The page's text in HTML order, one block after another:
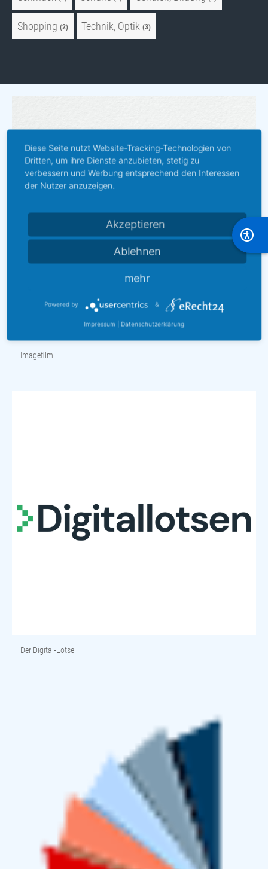
Shopping (2) Technik, Optik (3)
Imagefilm
Der Digital-Lotse
Diese Seite nutzt Website-Tracking-Technologien von
Dritten, um ihre Dienste anzubieten, stetig zu
verbessern und Werbung entsprechend den Interessen
der Nutzer anzuzeigen.
Akzeptieren
Ablehnen
mehr
Powered by &
Impressum Datenschutzerklärung